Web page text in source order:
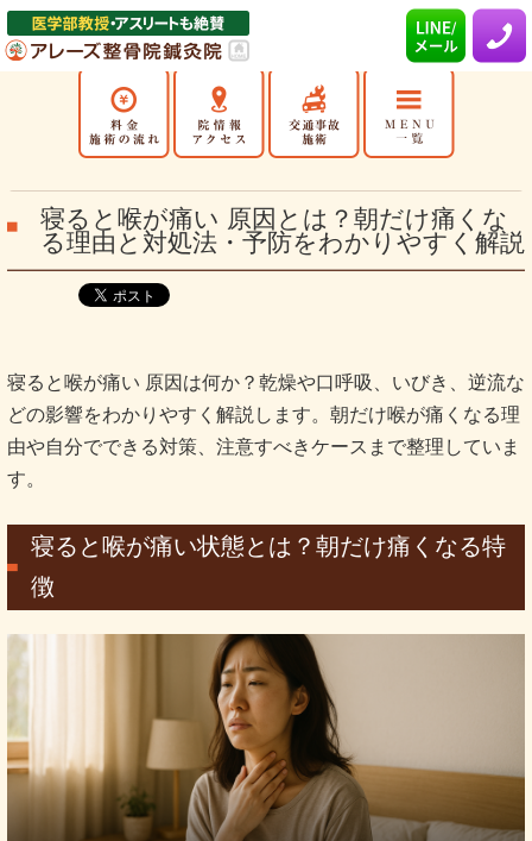
寝ると喉が痛い 原因とは？朝だけ痛くな
る理由と対処法・予防をわかりやすく解説
寝ると喉が痛い 原因は何か？乾燥や口呼吸、いびき、逆流な
どの影響をわかりやすく解説します。朝だけ喉が痛くなる理
由や自分でできる対策、注意すべきケースまで整理していま
す。
寝ると喉が痛い状態とは？朝だけ痛くなる特
徴